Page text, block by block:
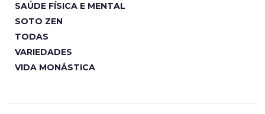
SAÚDE FÍSICA E MENTAL
SOTO ZEN
TODAS
VARIEDADES
VIDA MONÁSTICA